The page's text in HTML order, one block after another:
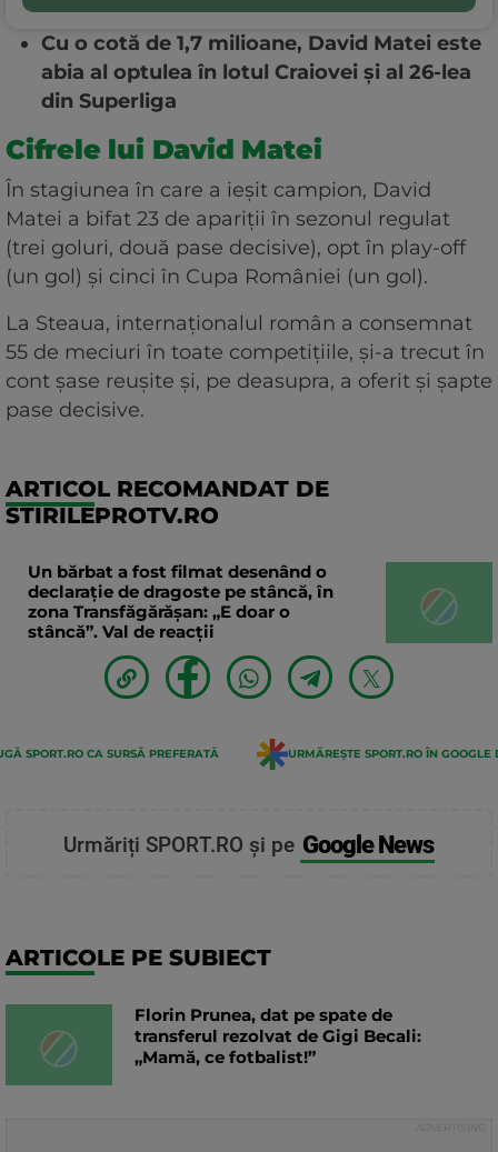
Cu o cotă de 1,7 milioane, David Matei este
abia al optulea în lotul Craiovei și al 26-lea
din Superliga
Cifrele lui David Matei
În stagiunea în care a ieșit campion, David
Matei a bifat 23 de apariții în sezonul regulat
(trei goluri, două pase decisive), opt în play-off
(un gol) și cinci în Cupa României (un gol).
La Steaua, internaționalul român a consemnat
55 de meciuri în toate competițiile, și-a trecut în
cont șase reușite și, pe deasupra, a oferit și șapte
pase decisive.
ARTICOL RECOMANDAT DE
STIRILEPROTV.RO
Un bărbat a fost filmat desenând o
declaraţie de dragoste pe stâncă, în
zona Transfăgărăşan: „E doar o
stâncă”. Val de reacții
SPORT.RO CA SURSĂ PREFERATĂ URMĂREȘTE SPORT.RO ÎN GOOGLE
Urmăriți SPORT.RO și pe Google News
ARTICOLE PE SUBIECT
Florin Prunea, dat pe spate de
transferul rezolvat de Gigi Becali:
„Mamă, ce fotbalist!”